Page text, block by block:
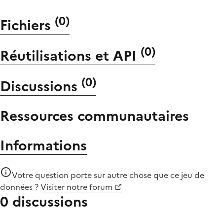
Fichiers (0)
Réutilisations et API (0)
Discussions (0)
Ressources communautaires
Informations
Votre question porte sur autre chose quece jeu de
données ?Visiter notre forum
0 discussions